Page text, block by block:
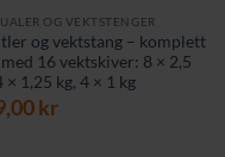
OG VEKTSTENGER
og vektstang – komplett
16 vektskiver: 8 × 2,5
× 1,25 kg, 4 × 1 kg
kr